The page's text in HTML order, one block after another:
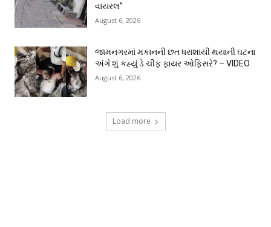
વાયરલ”
August 6, 2026
જામનગરમાં મકાનની છત ધરાશાયી થયાની ઘટના
અંગે શું કહ્યું ડે.ચીફ ફાયર ઓફિસરે? – VIDEO
August 6, 2026
Load more